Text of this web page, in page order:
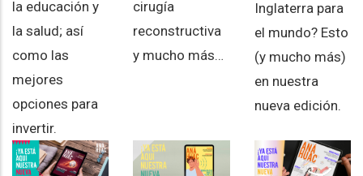
la educación y
la salud; así
como las
mejores
opciones para
invertir.
cirugía
reconstructiva
y mucho más…
Inglaterra para
el mundo? Esto
(y mucho más)
en nuestra
nueva edición.